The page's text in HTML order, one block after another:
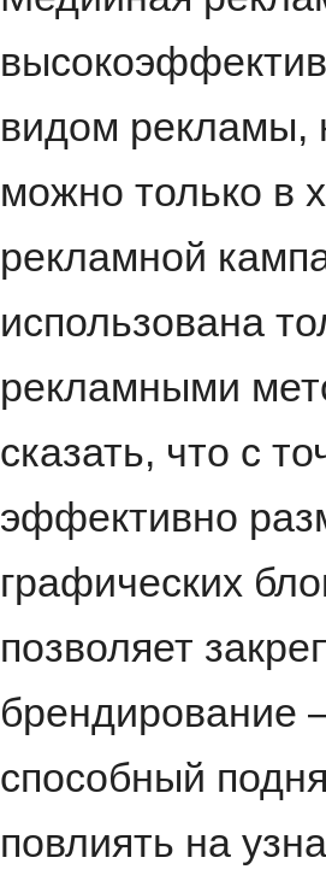
видом рекламы,
можно только в
рекламной
использована
рекламными
сказать, что с
эффективно
графических
позволяет
брендирование
способный
повлиять на